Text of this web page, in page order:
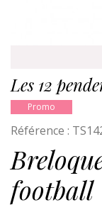
Les 12
Promo
Référence :
football